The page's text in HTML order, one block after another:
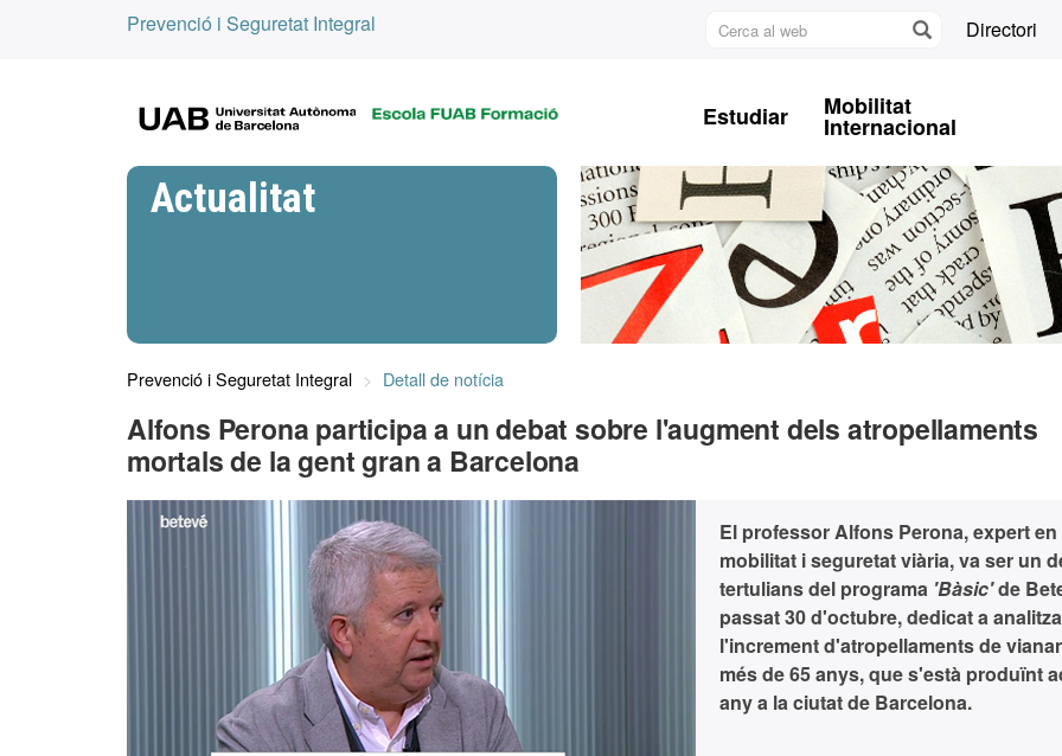
Prevenció i Seguretat Integral
Cerca
Directori
B
Estudiar Mobilitat
Internacional
Actualitat
Prevenció i Seguretat Integral Detall de notícia
Alfons Perona participa a un debat sobre l'augment dels atropellaments
mortals de la gent gran a Barcelona
El professor Alfons Perona, expert en
mobilitat i seguretat viària, va ser un
tertulians del programa 'Bàsic'de
passat 30 d'octubre, dedicat a
l'increment d'atropellaments de
més de 65 anys, que s'està produïnt
any a la ciutat de Barcelona.